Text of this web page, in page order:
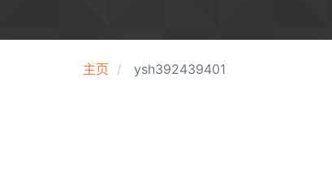
主页 ysh392439401